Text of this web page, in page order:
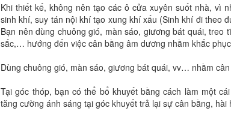
Khi thiết kế, không nên tạo các ô cửa xuyên suốt nhà, vì
sinh khí, suy tán nội khí tạo xung khí xấu (Sinh khí đi theo
Bạn nên dùng chuông gió, màn sáo, giương bát quái, treo
sắc,… hướng đến việc cân bằng âm dương nhằm khắc
Dùng chuông gió, màn sáo, giương bát quái, vv… nhằm
Tại góc thóp, bạn có thể bổ khuyết bằng cách làm một
tăng cường ánh sáng tại góc khuyết trả lại sự cân bằng, hài